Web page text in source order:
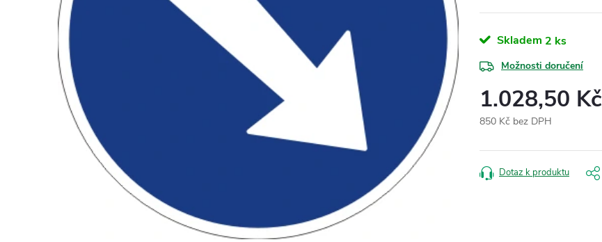
Skladem 2 ks
Možnosti doručení
1.028,50 Kč
850 Kč bez DPH
cena:
Dotaz k produktu